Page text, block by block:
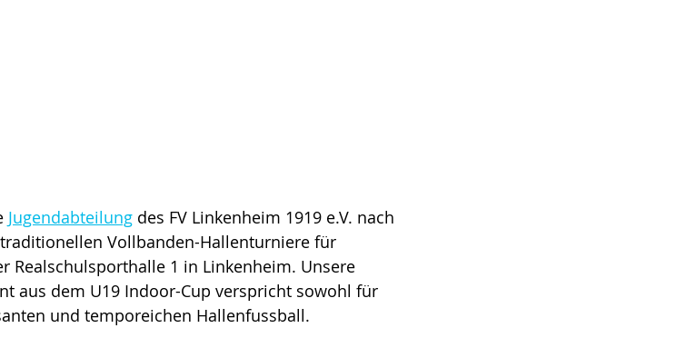
Jugendabteilung des FV Linkenheim 1919 e.V. nach
Vollbanden-Hallenturniere für
Realschulsporthalle 1 in Linkenheim. Unsere
aus dem U19 Indoor-Cup verspricht sowohl für
und temporeichen Hallenfussball.